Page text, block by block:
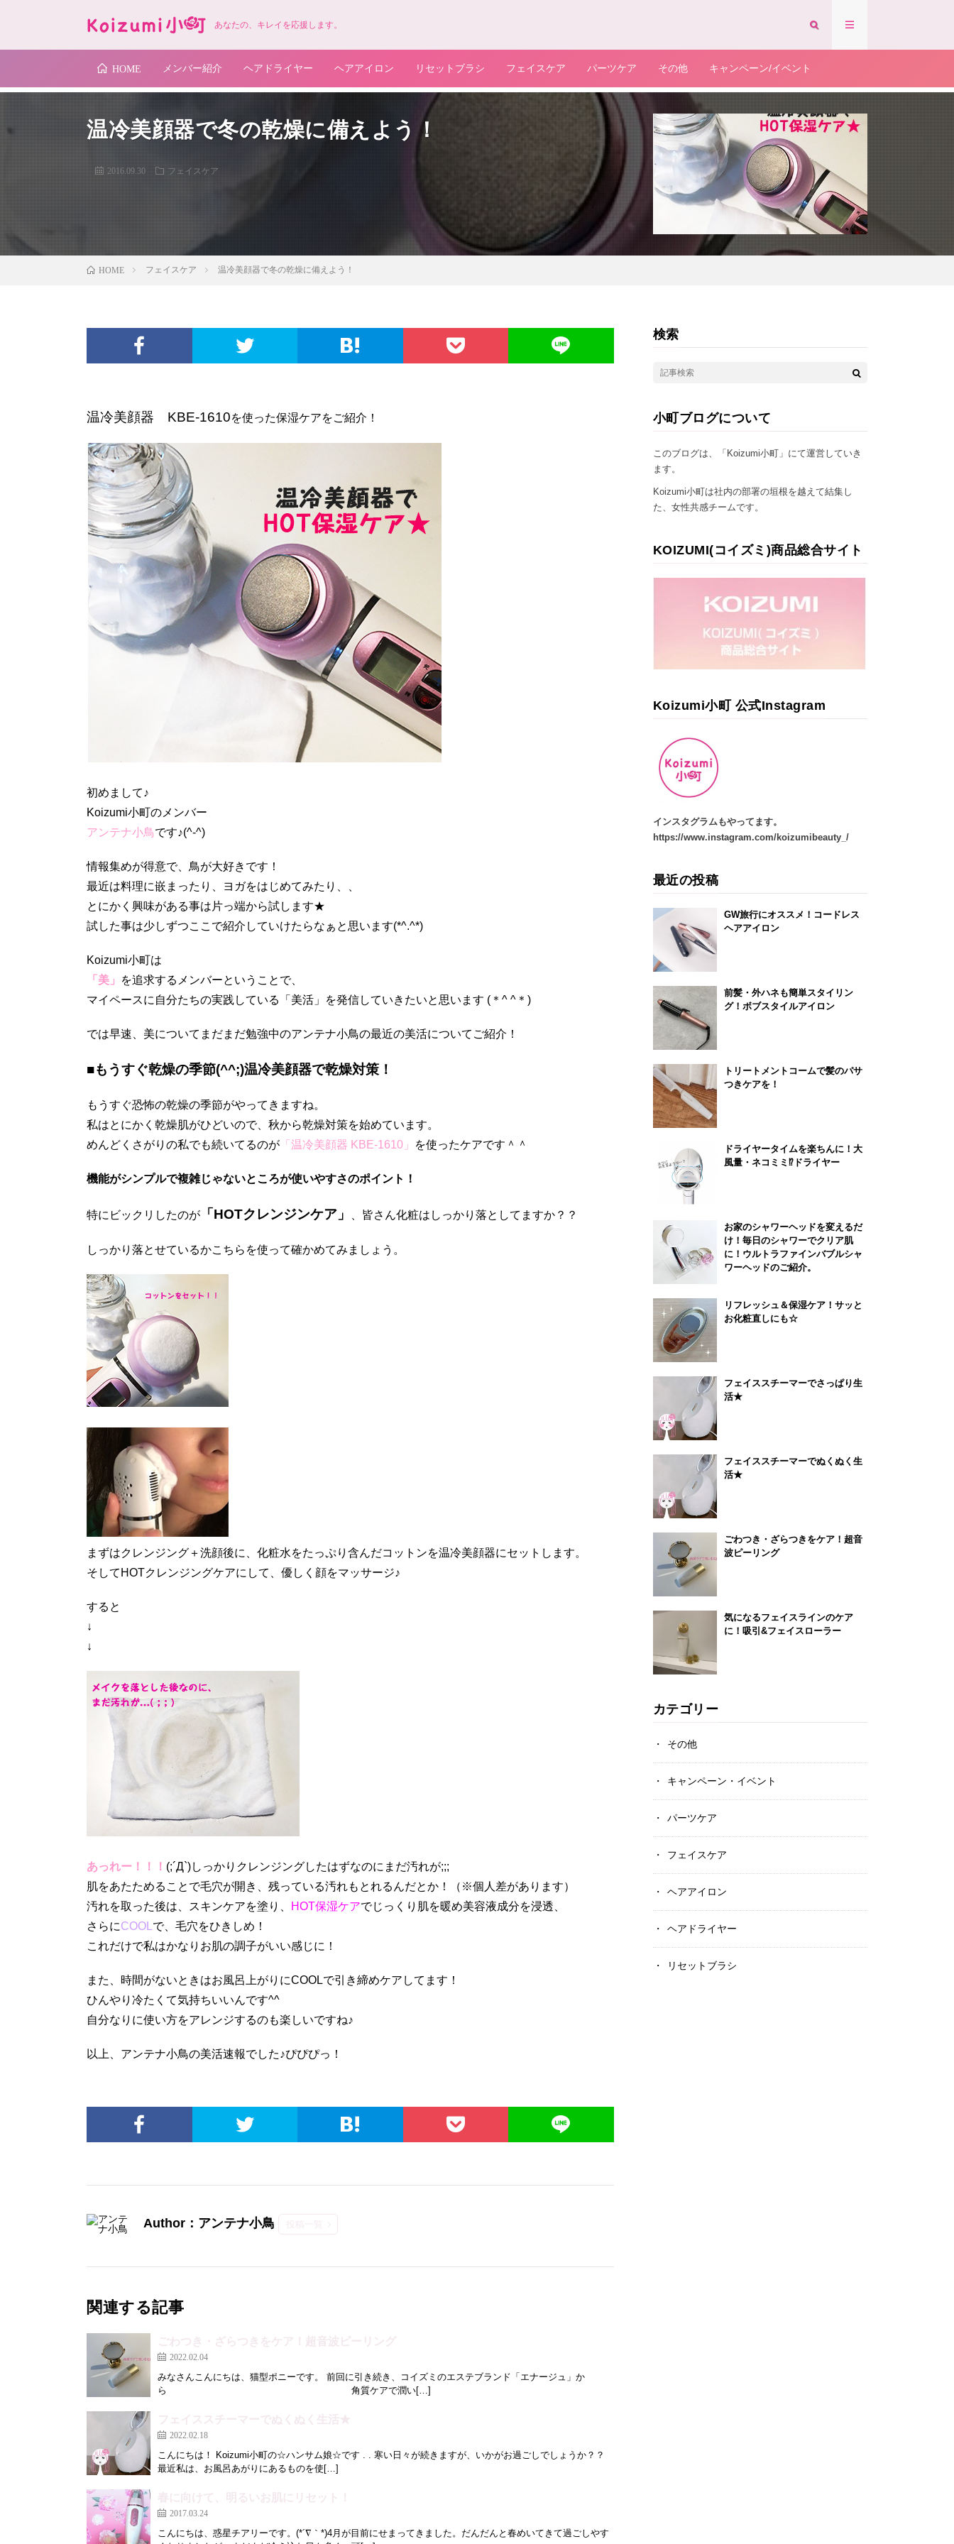
あなたの、キレイを応援します。
HOME メンバー紹介 ヘアドライヤー ヘアアイロン リセットブラシ フェイスケア パーツケア その他 キャンペーン/イベント
温冷美顔器で冬の乾燥に備えよう！
2016.09.30 フェイスケア
HOME フェイスケア 温冷美顔器で冬の乾燥に備えよう！
温冷美顔器 KBE-1610を使った保湿ケアをご紹介！
初めまして♪
Koizumi小町のメンバー
アンテナ小鳥です♪(^-^)
情報集めが得意で、鳥が大好きです！
最近は料理に嵌まったり、ヨガをはじめてみたり、、
とにかく興味がある事は片っ端から試します★
試した事は少しずつここで紹介していけたらなぁと思います(*^.^*)
Koizumi小町は
「美」
を追求するメンバーということで、
マイペースに自分たちの実践している「美活」を発信していきたいと思います (＊^ ^＊)
では早速、美についてまだまだ勉強中のアンテナ小鳥の最近の美活についてご紹介！
■もうすぐ乾燥の季節(^^;)温冷美顔器で乾燥対策！
もうすぐ恐怖の乾燥の季節がやってきますね。
私はとにかく乾燥肌がひどいので、秋から乾燥対策を始めています。
めんどくさがりの私でも続いてるのが 「温冷美顔器 KBE-1610」 を使ったケアです＾＾
機能がシンプルで複雑じゃないところが使いやすさのポイント！
特にビックリしたのが 「HOTクレンジンケア」 、皆さん化粧はしっかり落としてますか？？
しっかり落とせているかこちらを使って確かめてみましょう。
まずはクレンジング＋洗顔後に、化粧水をたっぷり含んだコットンを温冷美顔器にセットします。
そしてHOTクレンジングケアにして、優しく顔をマッサージ♪
すると
↓
↓
あっれー！！！ (;´Д`)しっかりクレンジングしたはずなのにまだ汚れが;;;
肌をあたためることで毛穴が開き、残っている汚れもとれるんだとか！（※個人差があります）
汚れを取った後は、スキンケアを塗り、
HOT保湿ケアでじっくり肌を暖め美容液成分を浸透、
さらにCOOL で、毛穴をひきしめ！
これだけで私はかなりお肌の調子がいい感じに！
また、時間がないときはお風呂上がりにCOOLで引き締めケアしてます！
ひんやり冷たくて気持ちいいんです^^
自分なりに使い方をアレンジするのも楽しいですね♪
以上、アンテナ小鳥の美活速報でした♪ぴぴぴっ！
Author：アンテナ小鳥
関連する記事
2022.02.04
みなさんこんにちは、猫型ポニーです。 前回に引き続き、コイズミのエステブランド「エナージュ」か
ら 角質ケアで潤い[…]
2022.02.18
こんにちは！ Koizumi小町の☆ハンサム娘☆です . . 寒い日々が続きますが、いかがお過ごしでしょうか？？
最近私は、お風呂あがりにあるものを使[…]
2017.03.24
こんにちは、惑星チアリーです。(*´∇｀*)4月が目前にせまってきました。だんだんと春めいてきて過ごしやす
検索
小町ブログについて
このブログは、「Koizumi小町」にて運営していき
ます。
Koizumi小町は社内の部署の垣根を越えて結集し
た、女性共感チームです。
KOIZUMI(コイズミ)商品総合サイト
Koizumi小町 公式Instagram
インスタグラムもやってます。
https://www.instagram.com/koizumibeauty_/
最近の投稿
GW旅行にオススメ！コードレス
ヘアアイロン
前髪・外ハネも簡単スタイリン
グ！ボブスタイルアイロン
トリートメントコームで髪のパサ
つきケアを！
ドライヤータイムを楽ちんに！大
風量・ネコミミ⁉ドライヤー
お家のシャワーヘッドを変えるだ
け！毎日のシャワーでクリア肌
に！ウルトラファインバブルシャ
ワーヘッドのご紹介。
リフレッシュ＆保湿ケア！サッと
お化粧直しにも☆
フェイススチーマーでさっぱり生
活★
フェイススチーマーでぬくぬく生
活★
ごわつき・ざらつきをケア！超音
波ピーリング
気になるフェイスラインのケア
に！吸引&フェイスローラー
カテゴリー
その他
キャンペーン・イベント
パーツケア
フェイスケア
ヘアアイロン
ヘアドライヤー
リセットブラシ